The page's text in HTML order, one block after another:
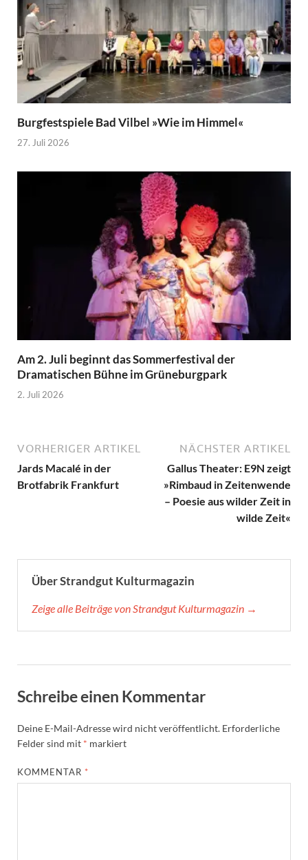
Burgfestspiele Bad Vilbel »Wie im Himmel«
27. Juli 2026
Am 2. Juli beginnt das Sommerfestival der
Dramatischen Bühne im Grüneburgpark
2. Juli 2026
VORHERIGER ARTIKEL
Jards Macalé in der
Brotfabrik Frankfurt
NÄCHSTER ARTIKEL
Gallus Theater: E9N zeigt
»Rimbaud in Zeitenwende
– Poesie aus wilder Zeit in
wilde Zeit«
Über Strandgut Kulturmagazin
Zeige alle Beiträge von Strandgut Kulturmagazin →
Schreibe einen Kommentar
Deine E-Mail-Adresse wird nicht veröffentlicht. Erforderliche
Felder sind mit * markiert
KOMMENTAR *